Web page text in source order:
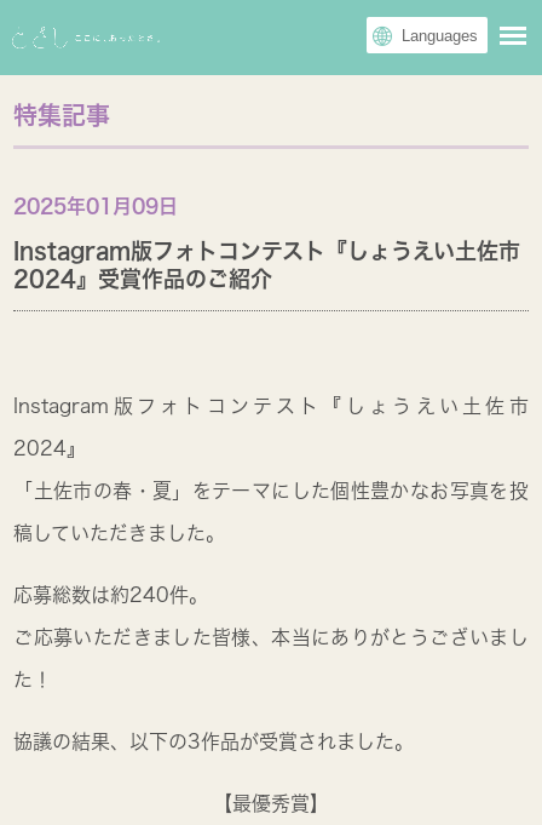
特集記事
2025年01月09日
Instagram版フォトコンテスト『しょうえい土佐市
2024』受賞作品のご紹介
Instagram版フォトコンテスト『しょうえい土佐市
2024』
「土佐市の春・夏」をテーマにした個性豊かなお写真を投
稿していただきました。
応募総数は約240件。
ご応募いただきました皆様、本当にありがとうございまし
た！
協議の結果、以下の3作品が受賞されました。
【最優秀賞】